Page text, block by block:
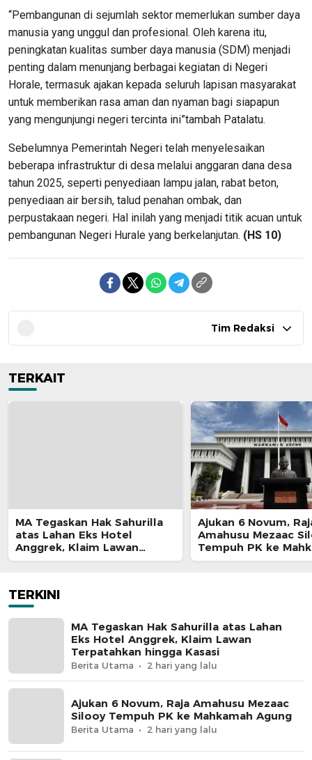
“Pembangunan di sejumlah sektor memerlukan sumber daya
manusia yang unggul dan profesional. Oleh karena itu,
peningkatan kualitas sumber daya manusia (SDM) menjadi
penting dalam menunjang berbagai kegiatan di Negeri
Horale, termasuk ajakan kepada seluruh lapisan masyarakat
untuk memberikan rasa aman dan nyaman bagi siapapun
yang mengunjungi negeri tercinta ini”tambah Patalatu.
Sebelumnya Pemerintah Negeri telah menyelesaikan
beberapa infrastruktur di desa melalui anggaran dana desa
tahun 2025, seperti penyediaan lampu jalan, rabat beton,
penyediaan air bersih, talud penahan ombak, dan
perpustakaan negeri. Hal inilah yang menjadi titik acuan untuk
pembangunan Negeri Hurale yang berkelanjutan. (HS 10)
Tim Redaksi
TERKAIT
MA Tegaskan Hak Sahurilla
atas Lahan Eks Hotel
Anggrek, Klaim Lawan
Terpatahkan hingga Kasasi
Ajukan 6 Novum,
Amahusu Mezaac
Tempuh PK ke
Agung
TERKINI
MA Tegaskan Hak Sahurilla atas Lahan
Eks Hotel Anggrek, Klaim Lawan
Terpatahkan hingga Kasasi
Berita Utama 2 hari yang lalu
Ajukan 6 Novum, Raja Amahusu Mezaac
Silooy Tempuh PK ke Mahkamah Agung
Berita Utama 2 hari yang lalu